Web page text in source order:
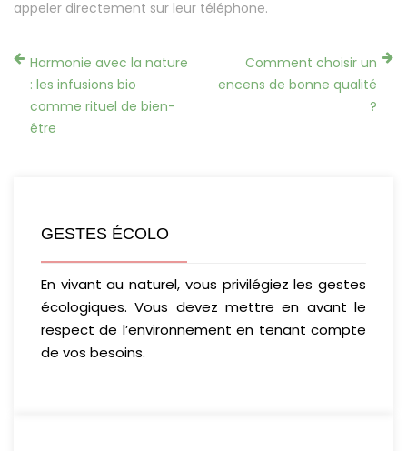
appeler directement sur leur téléphone.
Harmonie avec la nature
: les infusions bio
comme rituel de bien-
être
Comment choisir un
encens de bonne qualité
?
GESTES ÉCOLO
En vivant au naturel, vous privilégiez les gestes
écologiques. Vous devez mettre en avant le
respect de l’environnement en tenant compte
de vos besoins.